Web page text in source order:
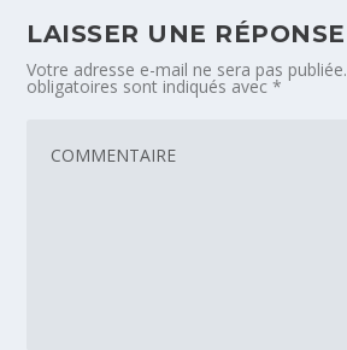
LAISSER UNE RÉPONSE
Votre adresse e-mail ne sera pas publiée.
obligatoires sont indiqués avec*